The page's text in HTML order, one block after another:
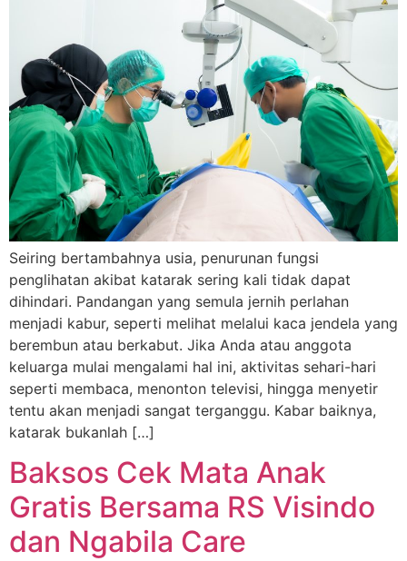
Seiring bertambahnya usia, penurunan fungsi
penglihatan akibat katarak sering kali tidak dapat
dihindari. Pandangan yang semula jernih perlahan
menjadi kabur, seperti melihat melalui kaca jendela yang
berembun atau berkabut. Jika Anda atau anggota
keluarga mulai mengalami hal ini, aktivitas sehari-hari
seperti membaca, menonton televisi, hingga menyetir
tentu akan menjadi sangat terganggu. Kabar baiknya,
katarak bukanlah […]
Baksos Cek Mata Anak
Gratis Bersama RS Visindo
dan Ngabila Care